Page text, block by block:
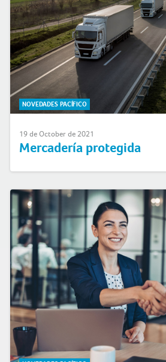
NOVEDADES PACÍFICO
19 de October de 2021
Mercadería protegida